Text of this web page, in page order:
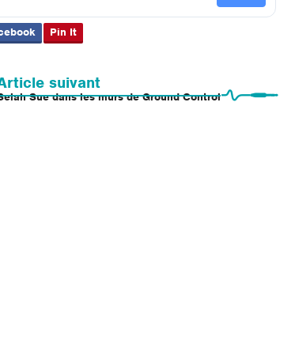
Pin It
suivant
Sue dans les murs de Ground Control